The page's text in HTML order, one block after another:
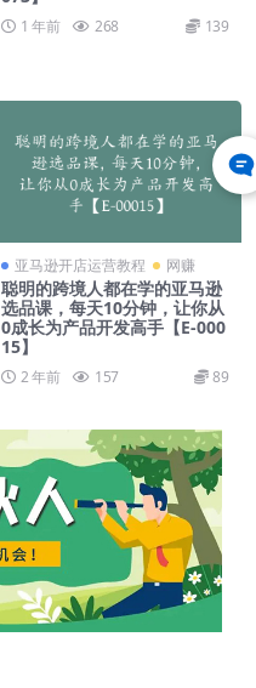
1 年前 268 139
亚马逊开店运营教程 网赚
聪明的跨境人都在学的亚马逊
选品课，每天10分钟，让你从
0成长为产品开发高手【E-000
15】
2 年前 157 89